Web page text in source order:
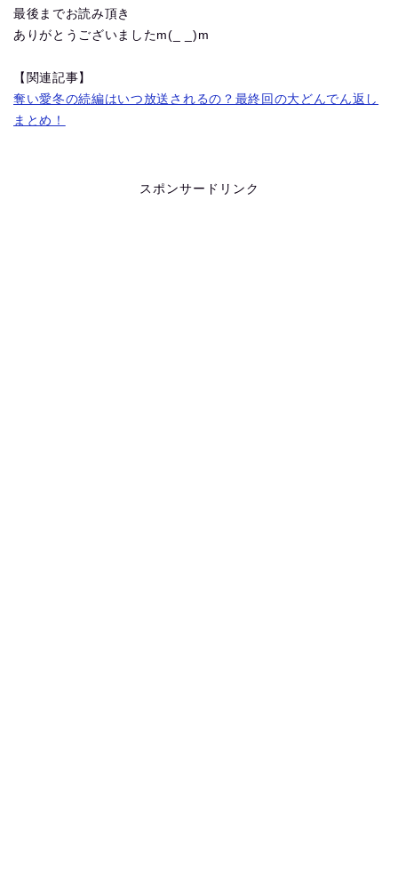
最後までお読み頂き
ありがとうございましたm(_ _)m
【関連記事】
奪い愛冬の続編はいつ放送されるの？最終回の大どんでん返し
まとめ！
スポンサードリンク